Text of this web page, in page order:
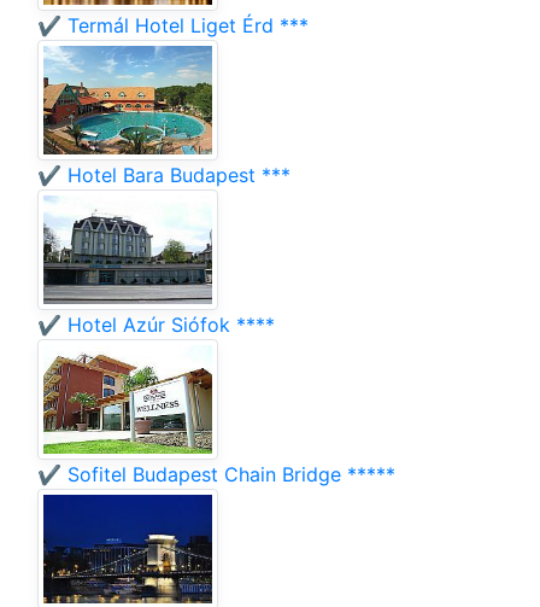
✔️ Termál Hotel Liget Érd ***
✔️ Hotel Bara Budapest ***
✔️ Hotel Azúr Siófok ****
✔️ Sofitel Budapest Chain Bridge *****